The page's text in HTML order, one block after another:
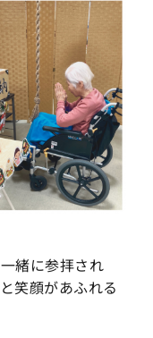
緒に参拝され
笑顔があふれる